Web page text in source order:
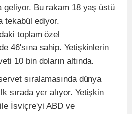
geliyor. Bu rakam 18 yaş üstü
tekabül ediyor.
toplam özel
46'sına sahip. Yetişkinlerin
10 bin doların altında.
sıralamasında dünya
sırada yer alıyor. Yetişkin
İsviçre'yi ABD ve